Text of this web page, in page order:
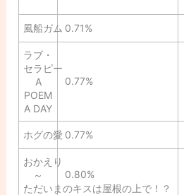
風船ガム 0.71%
ラブ・
セラピー
A
POEM
A DAY
0.77%
ホグの愛 0.77%
おかえり
～
ただいまのキスは屋根の上で！？
0.80%